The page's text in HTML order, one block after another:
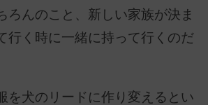
ろんのこと、新しい家族が決ま
行く時に一緒に持って行くのだ
を犬のリードに作り変えるとい